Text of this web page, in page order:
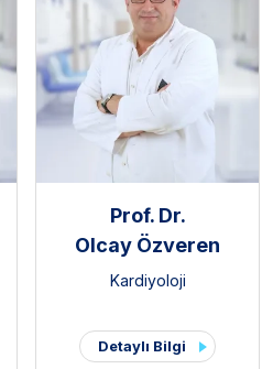
Prof. Dr.
Olcay Özveren
Kardiyoloji
Detaylı Bilgi